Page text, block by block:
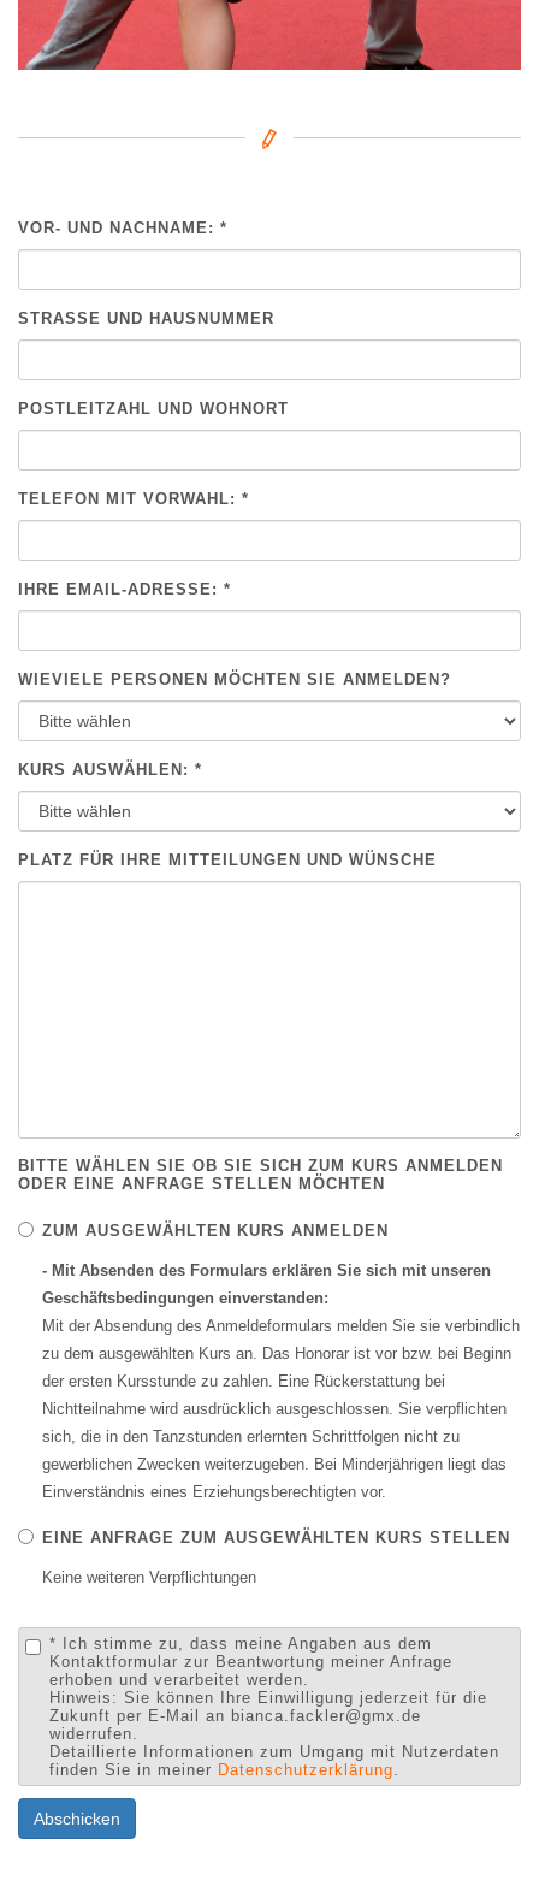
VOR- UND NACHNAME: *
STRASSE UND HAUSNUMMER
POSTLEITZAHL UND WOHNORT
TELEFON MIT VORWAHL: *
IHRE EMAIL-ADRESSE: *
WIEVIELE PERSONEN MÖCHTEN SIE ANMELDEN?
KURS AUSWÄHLEN: *
PLATZ FÜR IHRE MITTEILUNGEN UND WÜNSCHE
BITTE WÄHLEN SIE OB SIE SICH ZUM KURS ANMELDEN
ODER EINE ANFRAGE STELLEN MÖCHTEN
ZUM AUSGEWÄHLTEN KURS ANMELDEN
- Mit Absenden des Formulars erklären Sie sich mit unseren
Geschäftsbedingungen einverstanden:
Mit der Absendung des Anmeldeformulars melden Sie sie verbindlich
zu dem ausgewählten Kurs an. Das Honorar ist vor bzw. bei Beginn
der ersten Kursstunde zu zahlen. Eine Rückerstattung bei
Nichtteilnahme wird ausdrücklich ausgeschlossen. Sie verpflichten
sich, die in den Tanzstunden erlernten Schrittfolgen nicht zu
gewerblichen Zwecken weiterzugeben. Bei Minderjährigen liegt das
Einverständnis eines Erziehungsberechtigten vor.
EINE ANFRAGE ZUM AUSGEWÄHLTEN KURS STELLEN
Keine weiteren Verpflichtungen
* Ich stimme zu, dass meine Angaben aus dem
Kontaktformular zur Beantwortung meiner Anfrage
erhoben und verarbeitet werden.
Hinweis: Sie können Ihre Einwilligung jederzeit für die
Zukunft per E-Mail an bianca.fackler@gmx.de
widerrufen.
Detaillierte Informationen zum Umgang mit Nutzerdaten
finden Sie in meiner Datenschutzerklärung
BITTE NICHT AUSFÜLLEN.
Abschicken